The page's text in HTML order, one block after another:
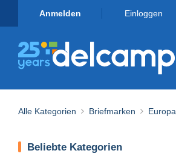
Anmelden Einloggen
Alle Kategorien Briefmarken Europa
Beliebte Kategorien